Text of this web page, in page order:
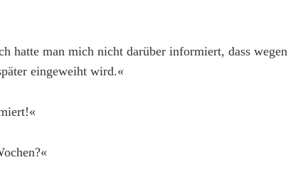
hatte man mich nicht darüber informiert, dass wegen
eingeweiht wird.«